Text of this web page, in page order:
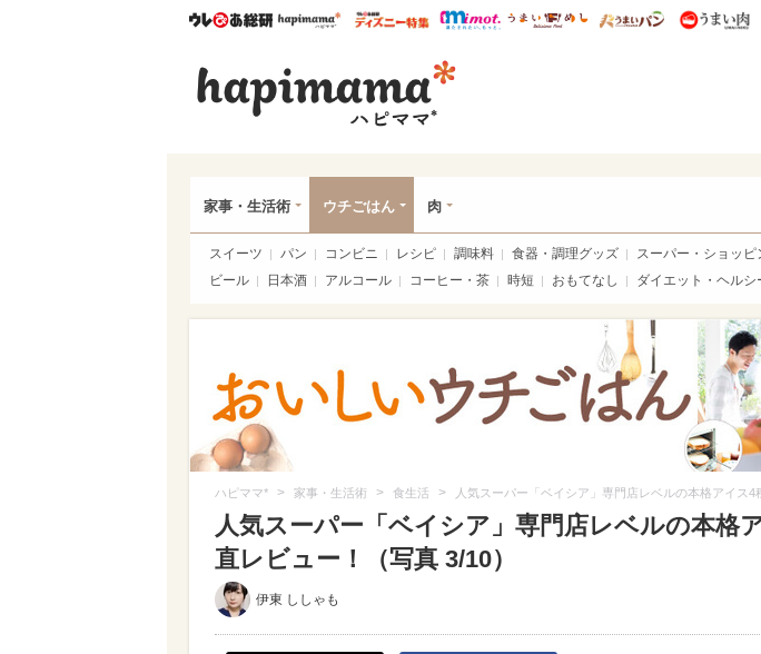
ウレぴあ総研ハピママ* ウレぴあ総研 ディズニー特集
mimot. うまいめし うまいパン
家事・生活術 ウチごはん 肉
スイーツ パン コンビニ レシピ 調味料 食器・調理グッズ スーパー・ショッピ
ビール
日本酒 アルコール コーヒー・茶 時短 おもてなし ダイエット・ヘルシ
ハピママ* > 家事・生活術 > 食生活 > 人気スーパー「ベイシア」専門店レベルの本格アイス4
人気スーパー「ベイシア」専門店レベルの本格
直レビュー！（写真 3/10）
伊東 ししゃも